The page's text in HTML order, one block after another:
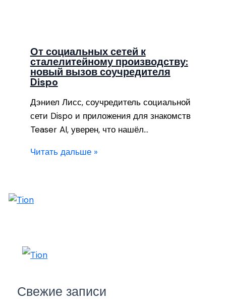
От социальных сетей к
сталелитейному производству:
новый вызов соучредителя
Dispo
Дэниел Лисс, соучредитель социальной
сети Dispo и приложения для знакомств
Teaser AI, уверен, что нашёл…
Читать дальше »
Свежие записи